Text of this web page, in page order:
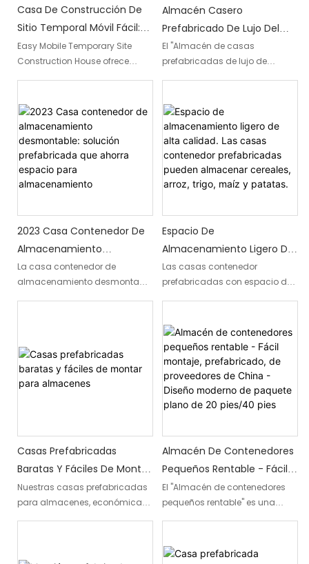
Casa De Construcción De
Sitio Temporal Móvil Fácil:
Casas Prefabricadas
Personalizadas De Montaje
Rápido Al Por Mayor (20
Easy Mobile Temporary Site
Construction House ofrece
rápido al por mayor en
tamaños de 20 y 40 pies. Estas
casas están diseñadas para
una fácil movilidad y una
instalación rápida, lo que las
convierte en una solución ideal
temporales.
Almacén Casero
Prefabricado De Lujo Del
Paquete Plano De La Casa
Del Envase De La Asamblea
Fácil De Los 20ft Los 30ft
El "Almacén de casas
prefabricadas de lujo de
ensamblaje de 20 pies, 30 pies
y 40 pies" es una casa
contenedor de conveniente
diseño que ofrece un proceso
de ensamblaje sin esfuerzo.
Con sus características
proporciona la solución
perfecta para una cómoda
sala de estar o espacio de
2023 Casa Contenedor De
Almacenamiento
Desmontable: Solución
Prefabricada Que Ahorra
Espacio Para
La casa contenedor de
almacenamiento desmontable
junto con su estructura
prefabricada de fácil montaje,
lo convierte en una opción ideal
Espacio De
Almacenamiento Ligero De
Alta Calidad. Las Casas
Contenedor Prefabricadas
Pueden Almacenar
Y Patatas.
Las casas contenedor
prefabricadas con espacio de
para almacenar granos de
manera eficiente y segura,
como arroz, trigo, maíz y
papas. Estos contenedores
proporcionan una solución
confiable para conservar y
agrícolas.
Casas Prefabricadas
Baratas Y Fáciles De Montar
Para Almacenes
Nuestras casas prefabricadas
para almacenes, económicas
Almacén De Contenedores
Pequeños Rentable - Fácil
Montaje, Prefabricado, De
Proveedores De China -
Diseño Moderno De
Pies/40 Pies
El "Almacén de contenedores
pequeños rentable" es una
almacenamiento, que ofrece